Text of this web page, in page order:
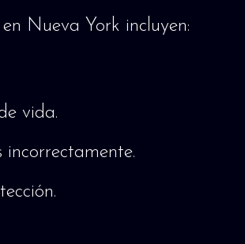
Nueva York incluyen:
vida.